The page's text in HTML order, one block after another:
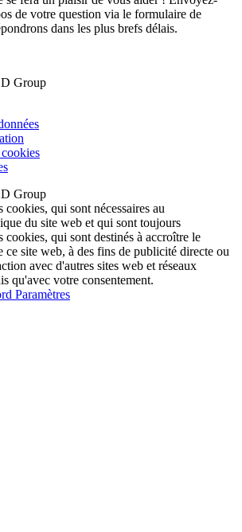
de votre question via le formulaire de
dans les plus brefs délais.
Group
cookies
Group
qui sont nécessaires au
du site web et qui sont toujours
cookies, qui sont destinés à accroître le
site web, à des fins de publicité directe ou
avec d'autres sites web et réseaux
qu'avec votre consentement.
Paramètres